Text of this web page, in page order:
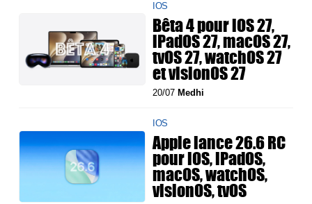
IOS
Bêta 4 pour iOS 27,
iPadOS 27, macOS 27,
tvOS 27, watchOS 27
et visionOS 27
20/07 Medhi
IOS
Apple lance 26.6 RC
pour iOS, iPadOS,
macOS, watchOS,
visionOS, tvOS